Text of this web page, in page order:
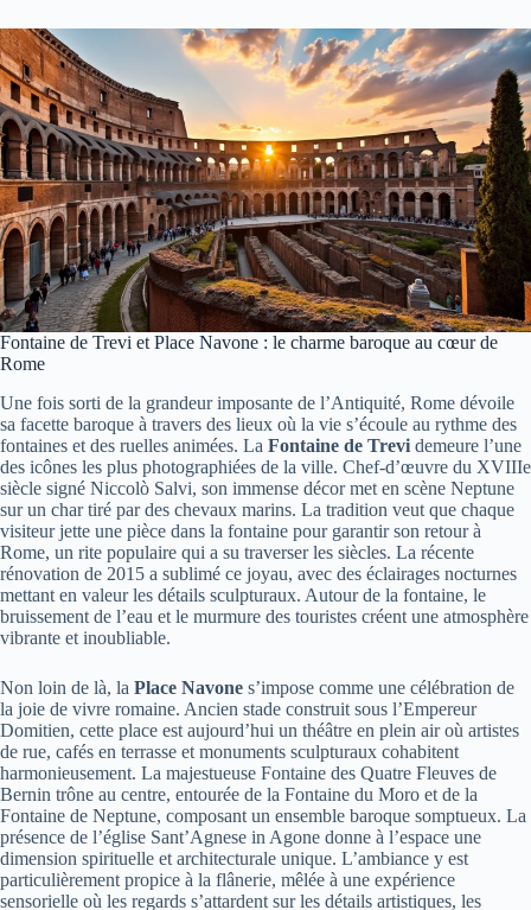
Fontaine de Trevi et Place Navone : le charme baroque au cœur de
Rome
Une fois sorti de la grandeur imposante de l’Antiquité, Rome dévoile
sa facette baroque à travers des lieux où la vie s’écoule au rythme des
fontaines et des ruelles animées. La Fontaine de Trevi demeure l’une
des icônes les plus photographiées de la ville. Chef-d’œuvre du XVIIIe
siècle signé Niccolò Salvi, son immense décor met en scène Neptune
sur un char tiré par des chevaux marins. La tradition veut que chaque
visiteur jette une pièce dans la fontaine pour garantir son retour à
Rome, un rite populaire qui a su traverser les siècles. La récente
rénovation de 2015 a sublimé ce joyau, avec des éclairages nocturnes
mettant en valeur les détails sculpturaux. Autour de la fontaine, le
bruissement de l’eau et le murmure des touristes créent une atmosphère
vibrante et inoubliable.
Non loin de là, la Place Navone s’impose comme une célébration de
la joie de vivre romaine. Ancien stade construit sous l’Empereur
Domitien, cette place est aujourd’hui un théâtre en plein air où artistes
de rue, cafés en terrasse et monuments sculpturaux cohabitent
harmonieusement. La majestueuse Fontaine des Quatre Fleuves de
Bernin trône au centre, entourée de la Fontaine du Moro et de la
Fontaine de Neptune, composant un ensemble baroque somptueux. La
présence de l’église Sant’Agnese in Agone donne à l’espace une
dimension spirituelle et architecturale unique. L’ambiance y est
particulièrement propice à la flânerie, mêlée à une expérience
sensorielle où les regards s’attardent sur les détails artistiques, les